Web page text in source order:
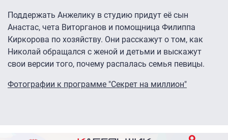
Поддержать Анжелику в студию придут её сын
Анастас, чета Виторганов и помощница Филиппа
Киркорова по хозяйству. Они расскажут о том, как
Николай обращался с женой и детьми и выскажут
свои версии того, почему распалась семья певицы.
Фотографии к программе "Секрет на миллион"